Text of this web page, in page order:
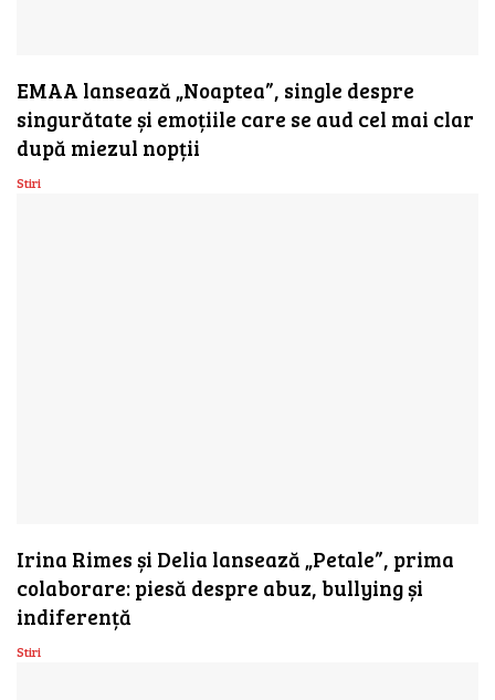
EMAA lansează „Noaptea”, single despre
singurătate și emoțiile care se aud cel mai clar
după miezul nopții
Stiri
Irina Rimes și Delia lansează „Petale”, prima
colaborare: piesă despre abuz, bullying și
indiferență
Stiri